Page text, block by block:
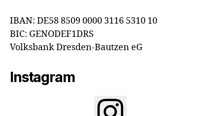
IBAN: DE58 8509 0000 3116 5310 10
BIC: GENODEF1DRS
Volksbank Dresden-Bautzen eG
Instagram